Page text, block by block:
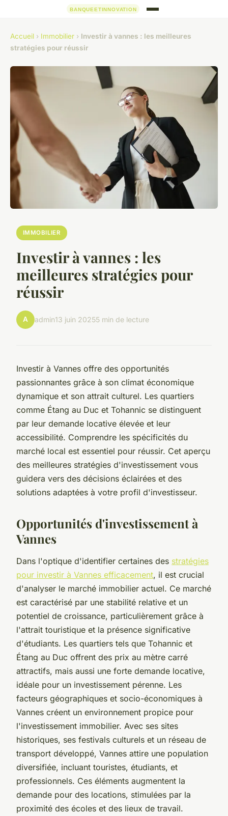
Accueil › Immobilier › Investir à vannes : les meilleures
stratégies pour réussir
IMMOBILIER
Investir à vannes : les
meilleures stratégies pour
réussir
A admin13 juin 20255 min de lecture
Investir à Vannes offre des opportunités
passionnantes grâce à son climat économique
dynamique et son attrait culturel. Les quartiers
comme Étang au Duc et Tohannic se distinguent
par leur demande locative élevée et leur
accessibilité. Comprendre les spécificités du
marché local est essentiel pour réussir. Cet aperçu
des meilleures stratégies d'investissement vous
guidera vers des décisions éclairées et des
solutions adaptées à votre profil d'investisseur.
Opportunités d'investissement à
Vannes
Dans l'optique d'identifier certaines des stratégies
pour investir à Vannes efficacement, il est crucial
d'analyser le marché immobilier actuel. Ce marché
est caractérisé par une stabilité relative et un
potentiel de croissance, particulièrement grâce à
l'attrait touristique et la présence significative
d'étudiants. Les quartiers tels que Tohannic et
Étang au Duc offrent des prix au mètre carré
attractifs, mais aussi une forte demande locative,
idéale pour un investissement pérenne. Les
facteurs géographiques et socio-économiques à
Vannes créent un environnement propice pour
l'investissement immobilier. Avec ses sites
historiques, ses festivals culturels et un réseau de
transport développé, Vannes attire une population
diversifiée, incluant touristes, étudiants, et
professionnels. Ces éléments augmentent la
demande pour des locations, stimulées par la
proximité des écoles et des lieux de travail.